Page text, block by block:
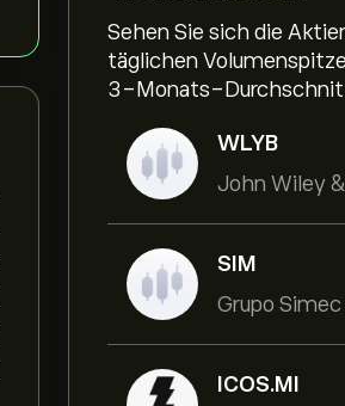
Sehen Sie sich die
täglichen
3-Monats-
WLYB
John Wiley
SIM
Grupo Simec
ICOS.MI